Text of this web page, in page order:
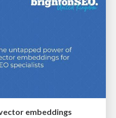
embeddings